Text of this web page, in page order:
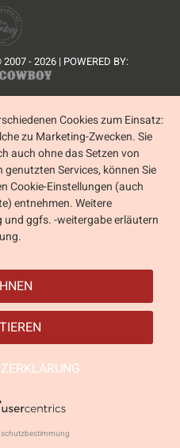
- 2026 | POWERED BY:
Cookies zum Einsatz:
zu Marketing-Zwecken. Sie
auch ohne das Setzen von
Services, können Sie
Cookie-Einstellungen (auch
entnehmen. Weitere
ggfs. -weitergabe erläutern